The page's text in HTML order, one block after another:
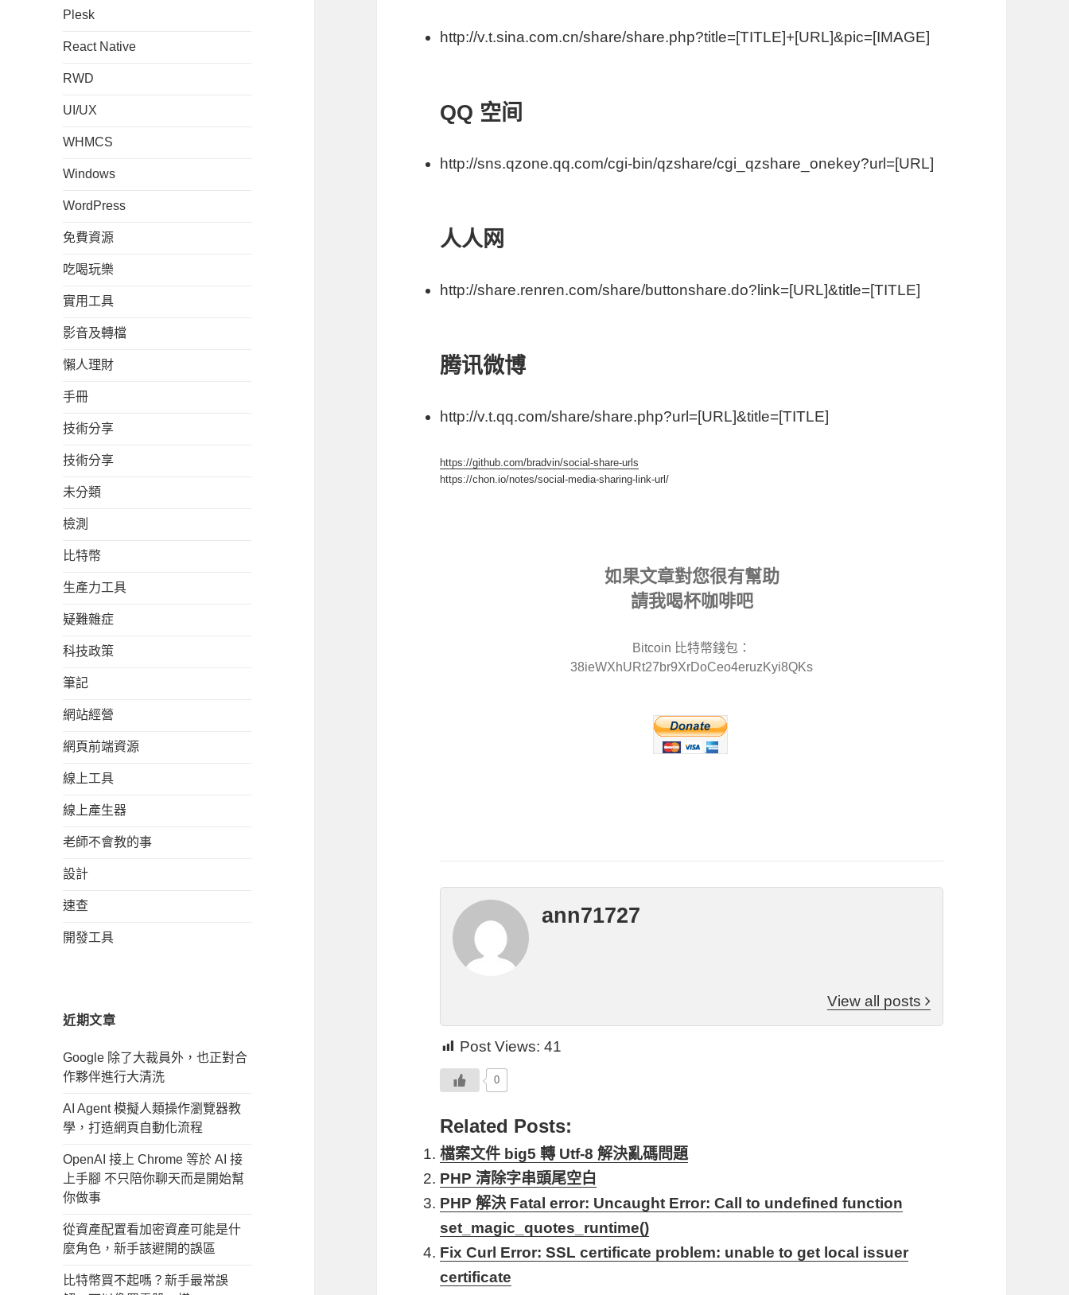
Plesk
React Native
RWD
UI/UX
WHMCS
Windows
WordPress
免費資源
吃喝玩樂
實用工具
影音及轉檔
懶人理財
手冊
技術分享
技術分享
未分類
檢測
比特幣
生產力工具
疑難雜症
科技政策
筆記
網站經營
網頁前端資源
線上工具
線上產生器
老師不會教的事
設計
速查
開發工具
近期文章
Google 除了大裁員外，也正對合
作夥伴進行大清洗
AI Agent 模擬人類操作瀏覽器教
學，打造網頁自動化流程
OpenAI 接上 Chrome 等於 AI 接
上手腳 不只陪你聊天而是開始幫
你做事
從資產配置看加密資產可能是什
麼角色，新手該避開的誤區
比特幣買不起嗎？新手最常誤
http://v.t.sina.com.cn/share/share.php?title=[TITLE]+[URL]&pic=[IMAGE]
QQ 空间
http://sns.qzone.qq.com/cgi-bin/qzshare/cgi_qzshare_onekey?url=[URL]
人人网
http://share.renren.com/share/buttonshare.do?link=[URL]&title=[TITLE]
腾讯微博
http://v.t.qq.com/share/share.php?url=[URL]&title=[TITLE]
https://github.com/bradvin/social-share-urls
https://chon.io/notes/social-media-sharing-link-url/
如果文章對您很有幫助
請我喝杯咖啡吧
Bitcoin 比特幣錢包：
38ieWXhURt27br9XrDoCeo4eruzKyi8QKs
ann71727
View all posts
Post Views: 41
0
Related Posts:
檔案文件 big5 轉 Utf-8 解決亂碼問題
PHP 清除字串頭尾空白
PHP 解決 Fatal error: Uncaught Error: Call to undefined function
set_magic_quotes_runtime()
Fix Curl Error: SSL certificate problem: unable to get local issuer
certificate